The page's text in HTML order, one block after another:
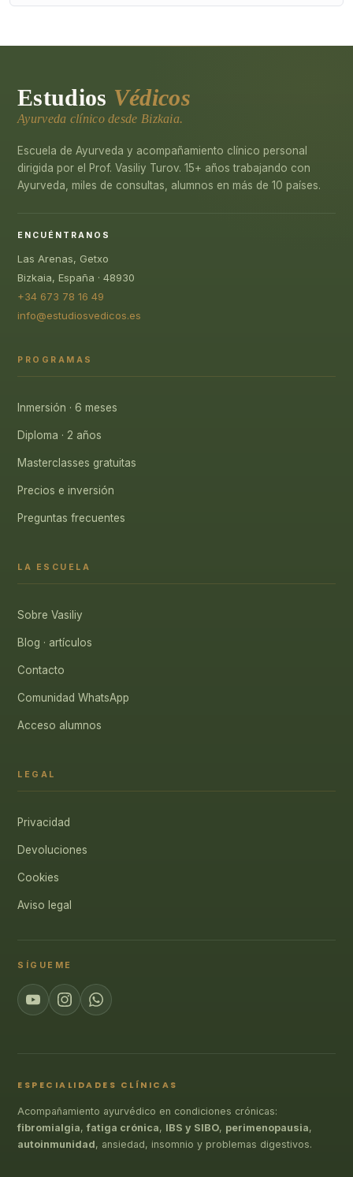
Estudios Védicos
Ayurveda clínico desde Bizkaia.
Escuela de Ayurveda y acompañamiento clínico personal
dirigida por el Prof. Vasiliy Turov. 15+ años trabajando con
Ayurveda, miles de consultas, alumnos en más de 10 países.
ENCUÉNTRANOS
Las Arenas, Getxo
Bizkaia, España · 48930
+34 673 78 16 49
info@estudiosvedicos.es
PROGRAMAS
Inmersión · 6 meses
Diploma · 2 años
Masterclasses gratuitas
Precios e inversión
Preguntas frecuentes
LA ESCUELA
Sobre Vasiliy
Blog · artículos
Contacto
Comunidad WhatsApp
Acceso alumnos
LEGAL
Privacidad
Devoluciones
Cookies
Aviso legal
SÍGUEME
ESPECIALIDADES CLÍNICAS
Acompañamiento ayurvédico en condiciones crónicas:
fibromialgia,fatiga crónica, IBS y SIBO, perimenopausia,
autoinmunidad, ansiedad, insomnio y problemas digestivos.